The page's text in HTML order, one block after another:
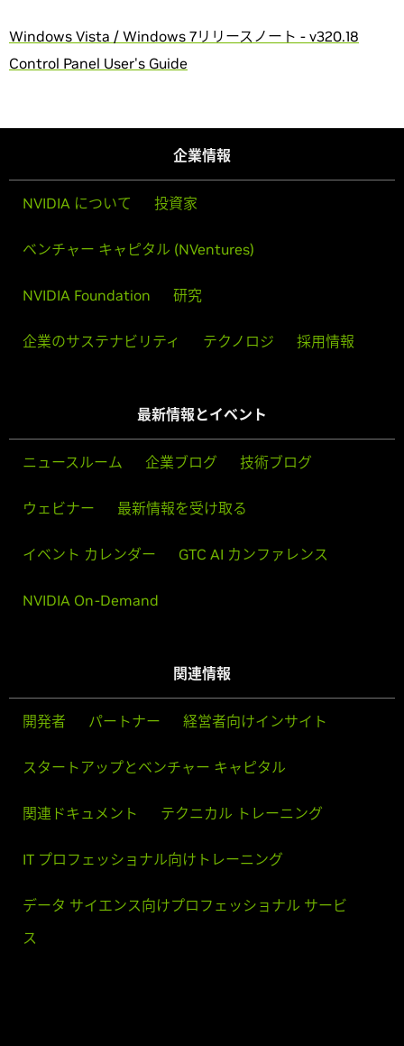
Windows Vista / Windows 7リリースノート - v320.18
Control Panel User's Guide
企業情報
NVIDIA について 投資家
ベンチャー キャピタル (NVentures)
NVIDIA Foundation 研究
企業のサステナビリティ テクノロジ 採用情報
最新情報とイベント
ニュースルーム 企業ブログ 技術ブログ
ウェビナー 最新情報を受け取る
イベント カレンダー GTC AI カンファレンス
NVIDIA On-Demand
関連情報
開発者 パートナー 経営者向けインサイト
スタートアップとベンチャー キャピタル
関連ドキュメント テクニカル トレーニング
IT プロフェッショナル向けトレーニング
データ サイエンス向けプロフェッショナル サービ
ス